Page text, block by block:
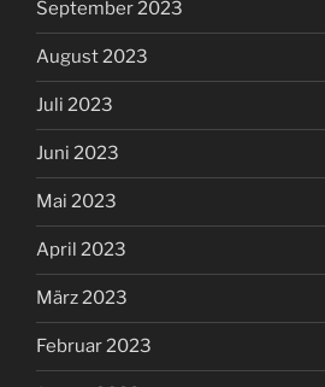
September 2023
August 2023
Juli 2023
Juni 2023
Mai 2023
April 2023
März 2023
Februar 2023